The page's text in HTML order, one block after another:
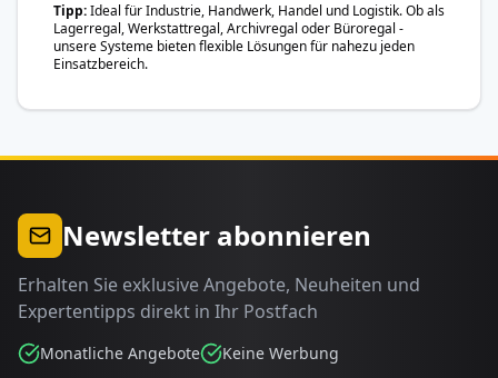
Tipp Ideal für Industrie, Handwerk, Handel und Logistik. Ob als
Lagerregal, Werkstattregal, Archivregal oder Büroregal -
unsere Systeme bieten flexible Lösungen für nahezu jeden
Einsatzbereich.
Newsletter abonnieren
Erhalten Sie exklusive Angebote, Neuheiten und
Expertentipps direkt in Ihr Postfach
Monatliche Angebote Keine Werbung